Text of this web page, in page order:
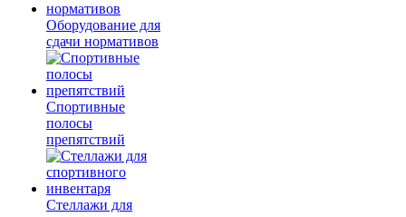
Оборудование для
сдачи нормативов
Спортивные
полосы
препятствий
Стеллажи для